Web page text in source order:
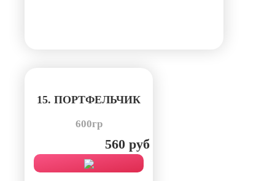
15. ПОРТФЕЛЬЧИК
600гр
560 руб